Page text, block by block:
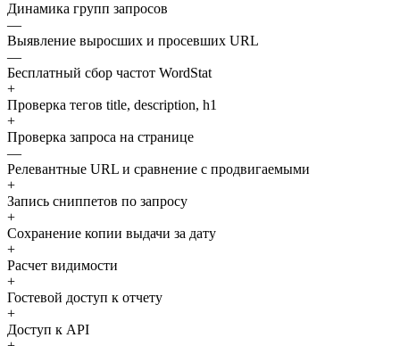
Динамика групп запросов
—
Выявление выросших и просевших URL
—
Бесплатный сбор частот WordStat
+
Проверка тегов title, description, h1
+
Проверка запроса на странице
—
Релевантные URL и сравнение с продвигаемыми
+
Запись сниппетов по запросу
+
Сохранение копии выдачи за дату
+
Расчет видимости
+
Гостевой доступ к отчету
+
Доступ к API